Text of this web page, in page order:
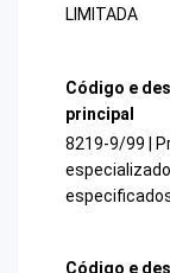
LIMITADA
Código e
principal
8219-9/99 |
Código e